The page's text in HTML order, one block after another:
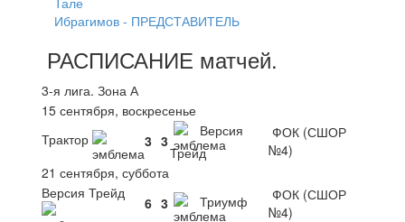
Ибрагимов - ПРЕДСТАВИТЕЛЬ
РАСПИСАНИЕ матчей.
3-я лига. Зона А
15 сентября, воскресенье
Трактор
3 3
Версия
Трейд
ФОК (СШОР
№4)
21 сентября, суббота
Версия Трейд
6 3 Триумф
ФОК (СШОР
№4)